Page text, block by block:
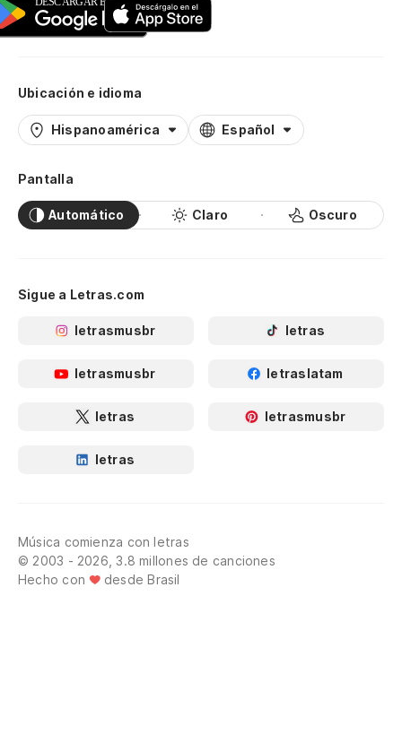
Ubicación e idioma
Hispanoamérica Español
Pantalla
Automático Claro Oscuro
Sigue a Letras.com
letrasmusbr letras
letrasmusbr letraslatam
letras letrasmusbr
letras
Música comienza con letras
© 2003 - 2026, 3.8 millones de canciones
Hecho con
desde Brasil